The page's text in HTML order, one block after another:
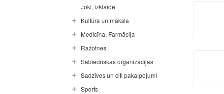
Joki, izklaide
Kultūra un māksla
Medicīna, Farmācija
Ražotnes
Sabiedriskās organizācijas
Sadzīves un citi pakalpojumi
Sports